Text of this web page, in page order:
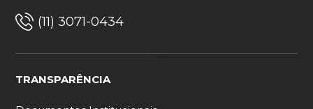
(11) 3071-0434
TRANSPARÊNCIA